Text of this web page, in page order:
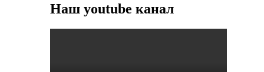
Наш youtube канал